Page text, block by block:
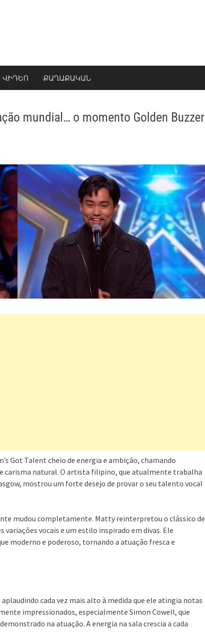
ՎԻԴԵՈ ՔԱՂԱՔԱԿԱՆ
mundial… o momento Golden Buzzer
Got Talent cheio de energia e ambição, chamando
carisma natural. O artista filipino, que atualmente trabalha
mostrou um forte desejo de provar o seu talento vocal
mudou completamente. Matty reinterpretou o clássico de
vocais e um estilo inspirado em divas. Ele
moderno e poderoso, tornando a atuação fresca e
cada vez mais alto à medida que ele atingia notas
impressionados, especialmente Simon Cowell, que
na atuação. A energia na sala crescia a cada